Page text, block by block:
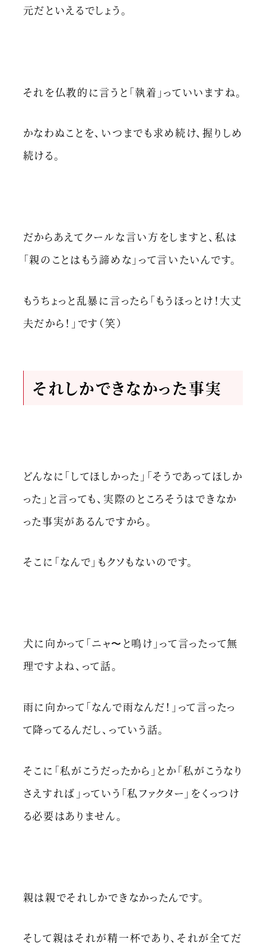
元だといえるでしょう。
それを仏教的に言うと「執着」っていいますね。
かなわぬことを、いつまでも求め続け、握りしめ
続ける。
だからあえてクールな言い方をしますと、私は
「親のことはもう諦めな」って言いたいんです。
もうちょっと乱暴に言ったら「もうほっとけ！大丈
夫だから！」です（笑）
それしかできなかった事実
どんなに「してほしかった」「そうであってほしか
った」と言っても、実際のところそうはできなか
った事実があるんですから。
そこに「なんで」もクソもないのです。
犬に向かって「ニャ〜と鳴け」って言ったって無
理ですよね、って話。
雨に向かって「なんで雨なんだ！」って言ったっ
て降ってるんだし、っていう話。
そこに「私がこうだったから」とか「私がこうなり
さえすれば」っていう「私ファクター」をくっつけ
る必要はありません。
親は親でそれしかできなかったんです。
そして親はそれが精一杯であり、それが全てだ